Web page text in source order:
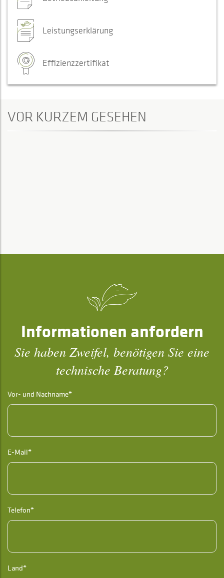
Leistungserklärung
Effizienzzertifikat
VOR KURZEM GESEHEN
Informationen anfordern
Sie haben Zweifel, benötigen Sie eine
technische Beratung?
Vor- und Nachname*
E-Mail*
Telefon*
Land*